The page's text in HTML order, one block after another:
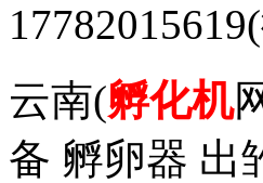
云南(孵化机
备 孵卵器 出